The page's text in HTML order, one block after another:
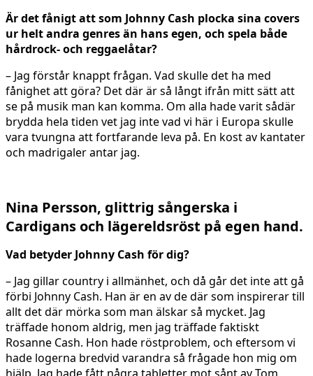
Är det fånigt att som Johnny Cash plocka sina covers
ur helt andra genres än hans egen, och spela både
hårdrock- och reggaelåtar?
– Jag förstår knappt frågan. Vad skulle det ha med
fånighet att göra? Det där är så långt ifrån mitt sätt att
se på musik man kan komma. Om alla hade varit sådär
brydda hela tiden vet jag inte vad vi här i Europa skulle
vara tvungna att fortfarande leva på. En kost av kantater
och madrigaler antar jag.
Nina Persson, glittrig sångerska i
Cardigans och lägereldsröst på egen hand.
Vad betyder Johnny Cash för dig?
– Jag gillar country i allmänhet, och då går det inte att gå
förbi Johnny Cash. Han är en av de där som inspirerar till
allt det där mörka som man älskar så mycket. Jag
träffade honom aldrig, men jag träffade faktiskt
Rosanne Cash. Hon hade röstproblem, och eftersom vi
hade logerna bredvid varandra så frågade hon mig om
hjälp. Jag hade fått några tabletter mot sånt av Tom